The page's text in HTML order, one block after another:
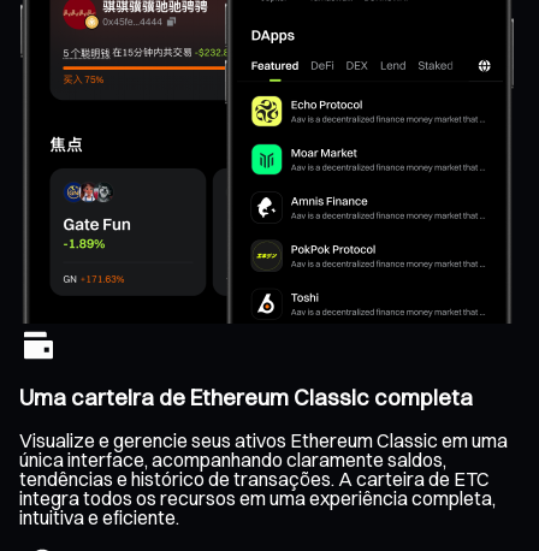
Uma carteira de Ethereum Classic completa
Visualize e gerencie seus ativos Ethereum Classic em uma
única interface, acompanhando claramente saldos,
tendências e histórico de transações. A carteira de ETC
integra todos os recursos em uma experiência completa,
intuitiva e eficiente.